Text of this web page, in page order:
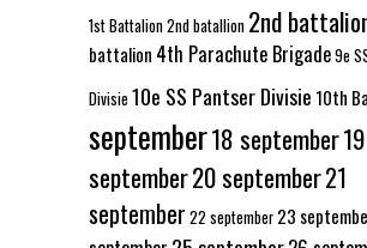
1st Battalion2nd batallion 2nd
battalion 4th Parachute Brigade9e
Divisie 10e SS Pantser Divisie 10th
september18 september19
september20 september21
september 22 september 23